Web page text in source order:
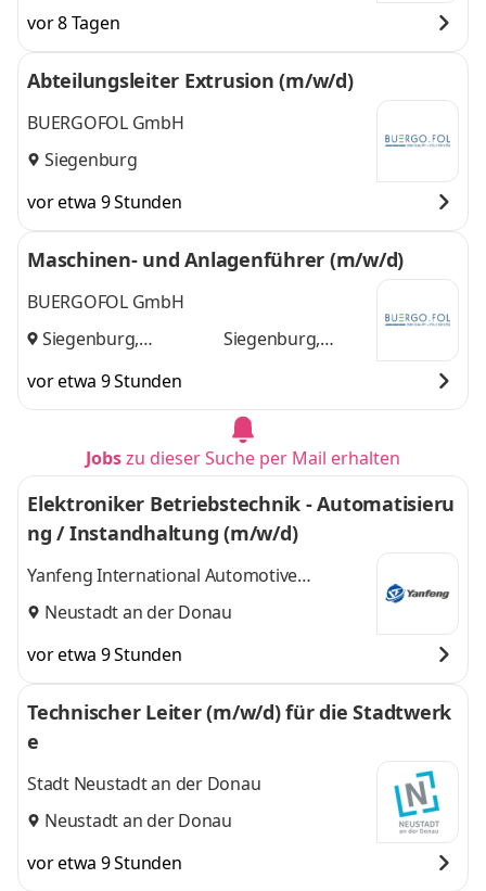
vor 8 Tagen
Abteilungsleiter Extrusion (m/w/d)
BUERGOFOL GmbH
Siegenburg
vor etwa 9 Stunden
Maschinen- und Anlagenführer (m/w/d)
BUERGOFOL GmbH
Siegenburg,
Siegenburg,
vor etwa 9 Stunden
Jobszu dieser Suche per Mail erhalten
Elektroniker Betriebstechnik - Automatisieru
ng / Instandhaltung (m/w/d)
Yanfeng International Automotive
Technology Germany s.r.o. & Co. KG
Neustadt an der Donau
vor etwa 9 Stunden
Technischer Leiter (m/w/d) für die Stadtwerk
e
Stadt Neustadt an der Donau
Neustadt an der Donau
vor etwa 9 Stunden